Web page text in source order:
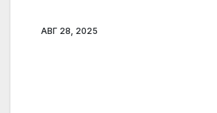
АВГ 28, 2025